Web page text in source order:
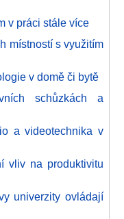
v práci stále více
místností s využitím
v domě či bytě
schůzkách a
a videotechnika v
vliv na produktivitu
univerzity ovládají